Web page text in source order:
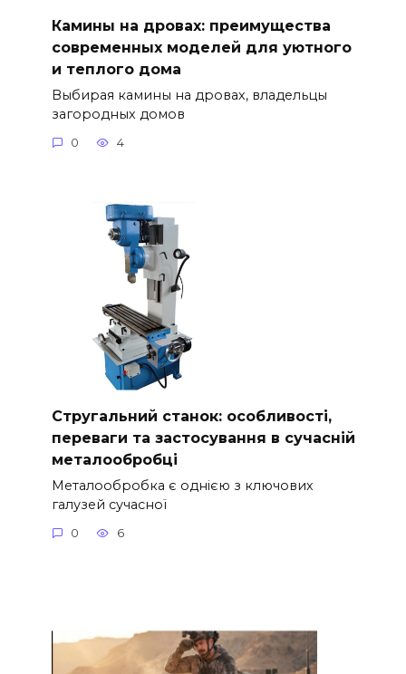
Камины на дровах: преимущества
современных моделей для уютного
и теплого дома
Выбирая камины на дровах, владельцы
загородных домов
0 4
Стругальний станок: особливості,
переваги та застосування в сучасній
металообробці
Металообробка є однією з ключових
галузей сучасної
0 6